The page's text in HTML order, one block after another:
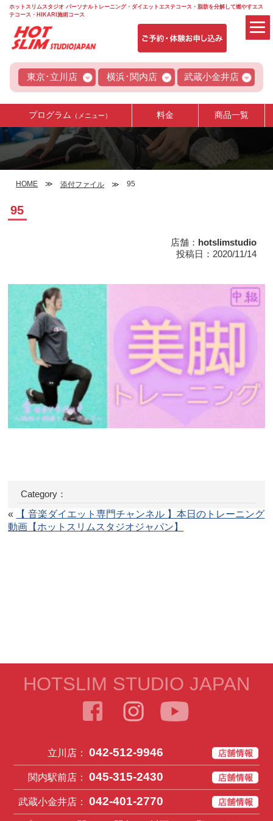
ホットスリムスタジオ パーソナルトレーニング・ダイエットエステコース・脂肪を分解して燃やすエス
テコース・HIKARI施術コース
東京･立川店 横浜･関内店 武蔵小金井店
プログラム （メニュー） 料金 商品一覧
HOME 添付ファイル 95
95
店舗： hotslimstudio
投稿日：2020/11/14
Category：
«
【 音楽ダイエット専門チャンネル 】本日のトレーニング
動画【ホットスリムスタジオジャパン】
HOTSLIM STUDIO JAPAN
立川店： 042-512-9946
関内駅前店： 045-315-2430
武蔵小金井店： 042-401-2770